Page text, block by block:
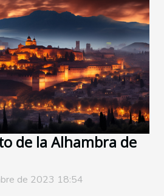
de la Alhambra de
de 2023 18:54